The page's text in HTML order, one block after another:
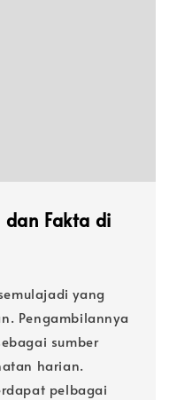
Fakta di
yang
Pengambilannya
sumber
harian.
pelbagai